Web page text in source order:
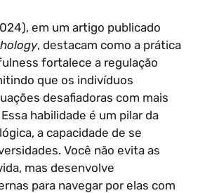
em um artigo publicado
, destacam como a prática
fortalece a regulação
que os indivíduos
desafiadoras com mais
habilidade é um pilar da
a capacidade de se
Você não evita as
mas desenvolve
para navegar por elas com